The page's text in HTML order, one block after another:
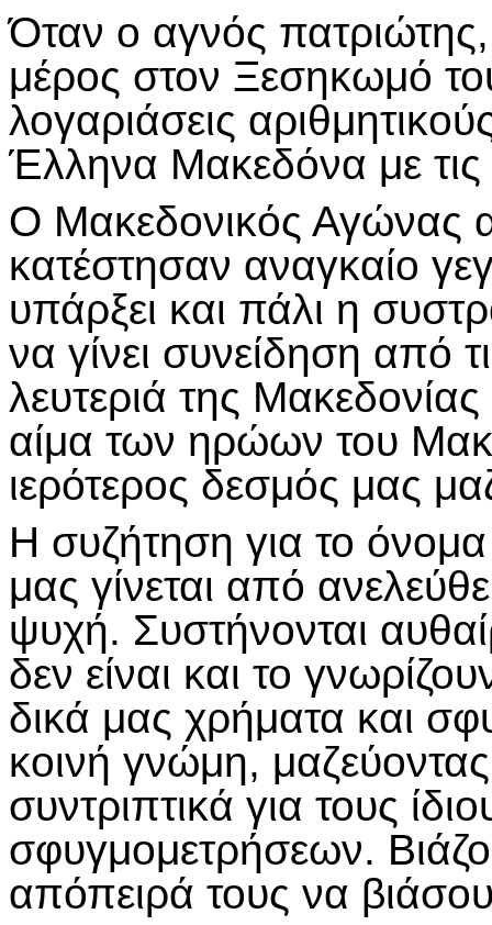
Όταν ο αγνός
μέρος στον Ξεσηκωμό
λογαριάσεις
Έλληνα Μακεδόνα με
Ο Μακεδονικός Αγώνας
κατέστησαν αναγκαίο
υπάρξει και πάλι η
να γίνει συνείδηση από
λευτεριά της Μακεδονίας
αίμα των ηρώων του
ιερότερος δεσμός μας
Η συζήτηση για το
μας γίνεται από
ψυχή. Συστήνονται
δεν είναι και το
δικά μας χρήματα και
κοινή γνώμη,
συντριπτικά για τους
σφυγμομετρήσεων.
απόπειρά τους να